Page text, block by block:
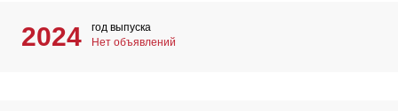
2024
год выпуска
Нет объявлений